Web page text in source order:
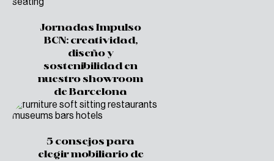
Jornadas Impulso
BCN: creatividad,
diseño y
sostenibilidad en
nuestro showroom
de Barcelona
5 consejos para
elegir mobiliario de